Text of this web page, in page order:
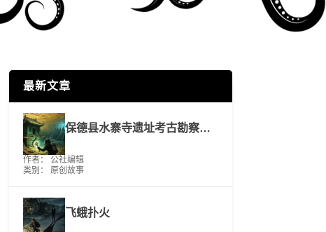
最新文章
保德县水寨寺遗址考古勘察工作报告
作者： 公社编辑
类别：
原创故事
飞蛾扑火